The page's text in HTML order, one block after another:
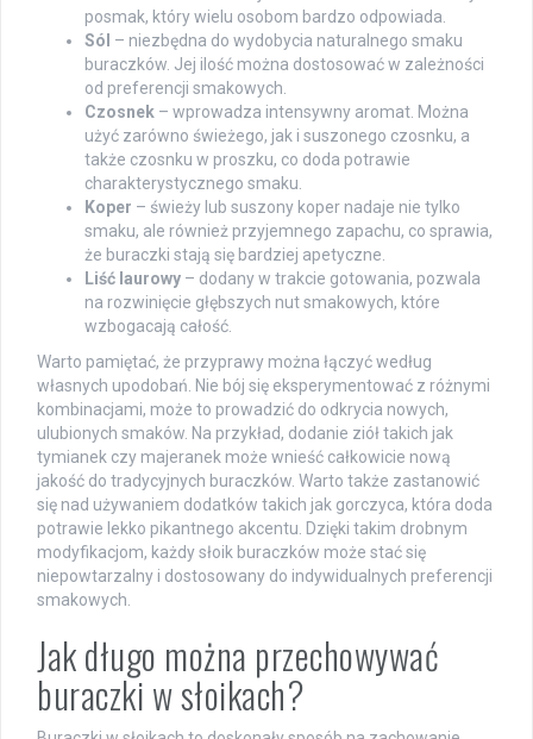
posmak, który wielu osobom bardzo odpowiada.
Sól – niezbędna do wydobycia naturalnego smaku
buraczków. Jej ilość można dostosować w zależności
od preferencji smakowych.
Czosnek – wprowadza intensywny aromat. Można
użyć zarówno świeżego, jak i suszonego czosnku, a
także czosnku w proszku, co doda potrawie
charakterystycznego smaku.
Koper – świeży lub suszony koper nadaje nie tylko
smaku, ale również przyjemnego zapachu, co sprawia,
że buraczki stają się bardziej apetyczne.
Liść laurowy – dodany w trakcie gotowania, pozwala
na rozwinięcie głębszych nut smakowych, które
wzbogacają całość.
Warto pamiętać, że przyprawy można łączyć według
własnych upodobań. Nie bój się eksperymentować z różnymi
kombinacjami, może to prowadzić do odkrycia nowych,
ulubionych smaków. Na przykład, dodanie ziół takich jak
tymianek czy majeranek może wnieść całkowicie nową
jakość do tradycyjnych buraczków. Warto także zastanowić
się nad używaniem dodatków takich jak gorczyca, która doda
potrawie lekko pikantnego akcentu. Dzięki takim drobnym
modyfikacjom, każdy słoik buraczków może stać się
niepowtarzalny i dostosowany do indywidualnych preferencji
smakowych.
Jak długo można przechowywać
buraczki w słoikach?